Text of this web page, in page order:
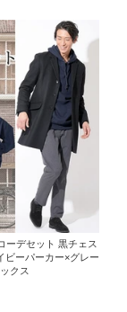
ーデセット 黒チェス
ビーパーカー×グレー
クス